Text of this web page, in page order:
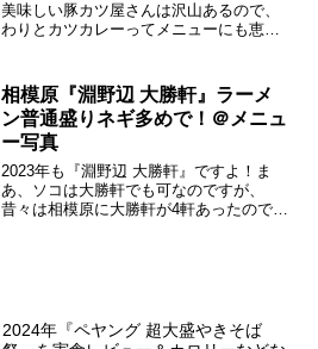
美味しい豚カツ屋さんは沢山あるので、
わりとカツカレーってメニューにも恵ま
しいカツカレーを食べる事は出来るかも
ですが、あえて言おう！「...
相模原『淵野辺 大勝軒』ラーメ
ン普通盛りネギ多めで！＠メニュ
ー写真
2023年も『淵野辺 大勝軒』ですよ！ま
あ、ソコは大勝軒でも可なのですが、
昔々は相模原に大勝軒が4軒あったので、
2024年『ペヤング 超大盛やきそば